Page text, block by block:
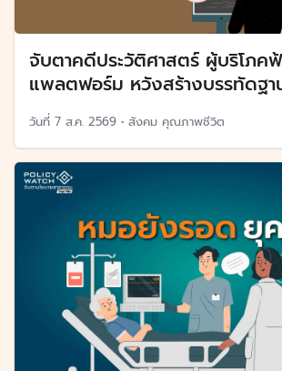
จับตาคดีประวัติศาสตร์ ผู้บริโภค
แพลตฟอร์ม หวังสร้างบรรทัดฐา
วันที่ 7 ส.ค. 2569 • สังคม คุณภาพชีวิต